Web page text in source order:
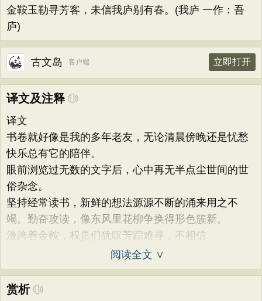
金鞍玉勒寻芳客，未信我庐别有春。(我庐 一作：吾
庐)
古文岛 客户端 立即打开
译文及注释
译文
书卷就好像是我的多年老友，无论清晨傍晚还是忧愁
快乐总有它的陪伴。
眼前浏览过无数的文字后，心中再无半点尘世间的世
俗杂念。
坚持经常读书，新鲜的想法源源不断的涌来用之不
竭。勤奋攻读，像东风里花柳争换得形色簇新。
漫跨着金鞍，权贵们犹叹芳踪难寻，不相信
阅读全文 ∨
赏析